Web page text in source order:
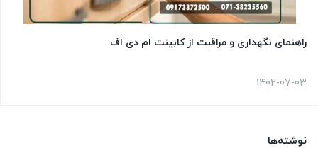
نوشته‌ها
راهنمای نگهداری و مراقبت از کابینت ام دی اف
1402-07-03